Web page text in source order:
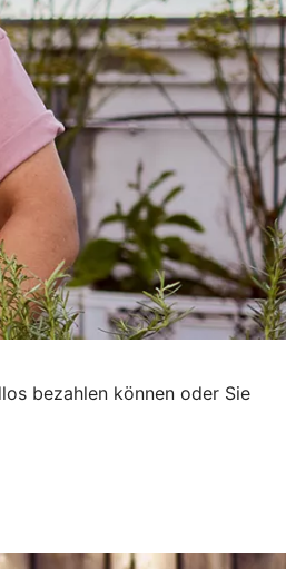
bezahlen können oder Sie